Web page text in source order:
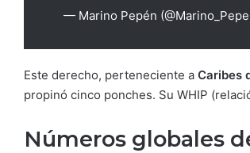
— Marino Pepén
Este derecho, perteneciente a Caribes
propinó cinco ponches. Su WHIP
Números globales